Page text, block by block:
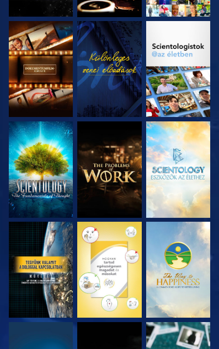
A SOROZAT
RÉSZEI
MŰSORNÉZÉS
A SOROZAT
A SOROZAT
RÉSZEI
A SOROZAT
RÉSZEI
A SOROZAT
RÉSZEI
MŰSORNÉZÉS MŰSORNÉZÉS MŰSORNÉZÉS